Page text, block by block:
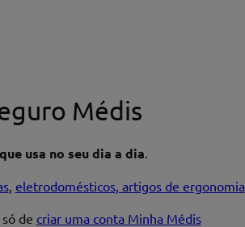
Médis
usa no seu dia a dia.
, eletrodomésticos, artigos de ergonomia
de criar uma conta Minha Médis